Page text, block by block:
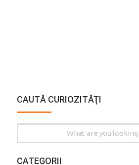
CAUTĂ CURIOZITĂŢI
Search
CATEGORII